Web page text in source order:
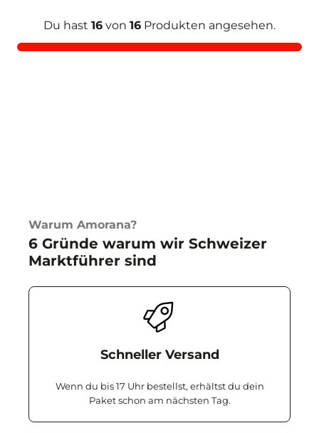
Du hast 16 von 16 Produkten angesehen.
Warum Amorana?
6 Gründe warum wir Schweizer
Marktführer sind
Schneller Versand
Wenn du bis 17 Uhr bestellst, erhältst du dein
Paket schon am nächsten Tag.